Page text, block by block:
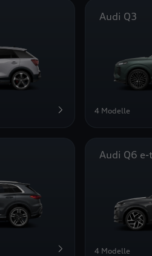
Audi Q3
4 Modelle
Audi Q6
4 Modelle